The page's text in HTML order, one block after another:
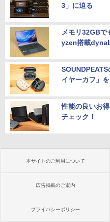
3」に迫る
メモリ32GBで
yzen搭載
イヤーカフ」
性能の良いお
チェック！
本サイトのご利用について
広告掲載のご案内
プライバシーポリシー